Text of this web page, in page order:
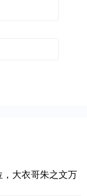
大衣哥朱之文万